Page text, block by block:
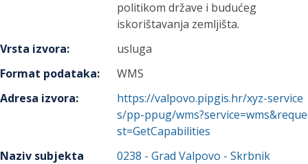
politikom države i budućeg
iskorištavanja zemljišta.
Vrsta izvora:
usluga
Format podataka:
WMS
Adresa izvora:
https://valpovo.pipgis.hr/xyz-service
s/pp-ppug/wms?service=wms&reque
st=GetCapabilities
Naziv subjekta
0238 -Grad Valpovo - Skrbnik